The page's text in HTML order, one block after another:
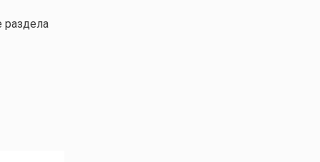
раздела